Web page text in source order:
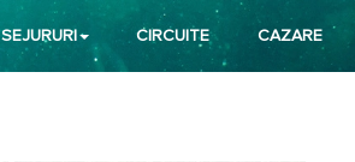
SEJURURI CIRCUITE CAZARE